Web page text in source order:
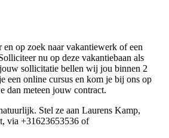
op zoek naar vakantiewerk of een
nu op deze vakantiebaan als
sollicitatie bellen wij jou binnen 2
een online cursus en kom je bij ons op
dan meteen jouw contract.
Stel ze aan Laurens Kamp,
via +31623653536 of